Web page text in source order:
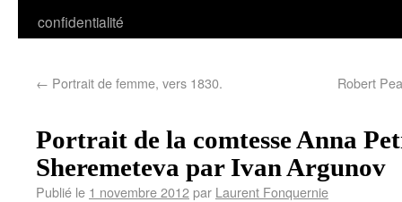
confidentialité
← Portrait de femme, vers 1830. Robert
Portrait de la comtesse Anna
Sheremeteva par Ivan Argunov
Publié le 1 novembre 2012par Laurent Fonquernie